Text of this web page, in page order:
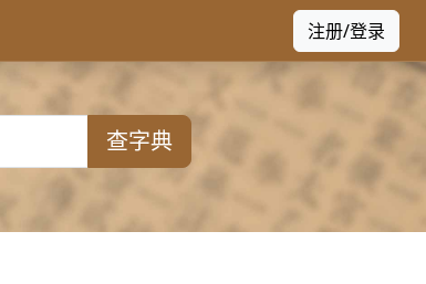
注册/登录
查字典